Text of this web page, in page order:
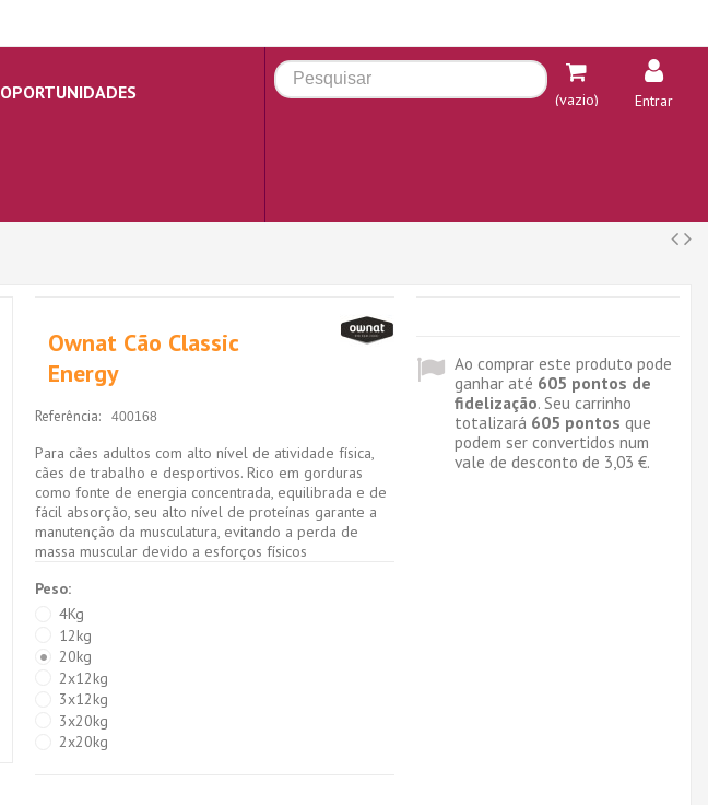
OPORTUNIDADES (vazio) Entrar
Ownat Cão Classic
Energy
Referência: 400168
Para cães adultos com alto nível de atividade física,
cães de trabalho e desportivos. Rico em gorduras
como fonte de energia concentrada, equilibrada e de
fácil absorção, seu alto nível de proteínas garante a
manutenção da musculatura, evitando a perda de
massa muscular devido a esforços físicos
Peso:
4Kg
12kg
20kg
2x12kg
3x12kg
3x20kg
2x20kg
Ao comprar este produto pode
ganhar até 605 pontos de
fidelização. Seu carrinho
totalizará 605 pontos que
podem ser convertidos num
vale de desconto de 3,03 €.